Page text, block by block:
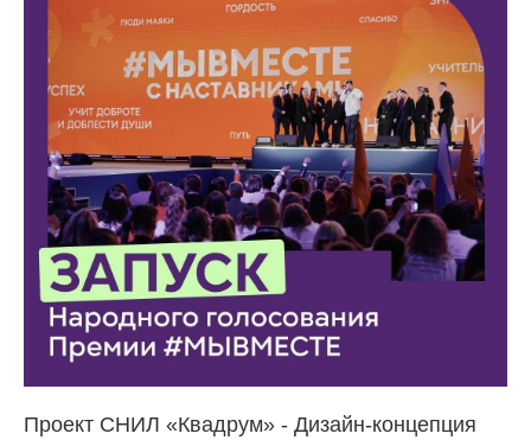
Проект СНИЛ «Квадрум» - Дизайн-концепция